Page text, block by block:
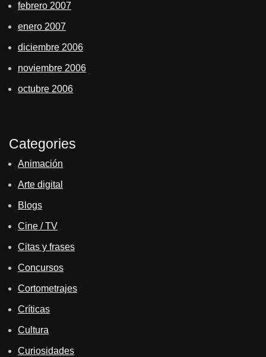
febrero 2007
enero 2007
diciembre 2006
noviembre 2006
octubre 2006
Categories
Animación
Arte digital
Blogs
Cine / TV
Citas y frases
Concursos
Cortometrajes
Críticas
Cultura
Curiosidades